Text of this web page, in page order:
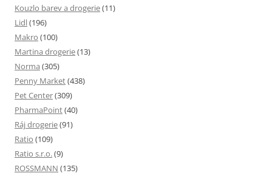
Kouzlo barev a drogerie(11)
Lidl(196)
Makro (100)
Martina drogerie(13)
Norma (305)
Penny Market(438)
Pet Center(309)
PharmaPoint(40)
Ráj drogerie(91)
Ratio (109)
Ratio s.r.o.(9)
ROSSMANN (135)